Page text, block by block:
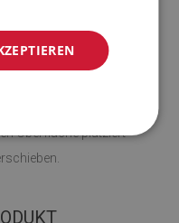
von der
einer harten Oberfläche
Oberfläche platziert